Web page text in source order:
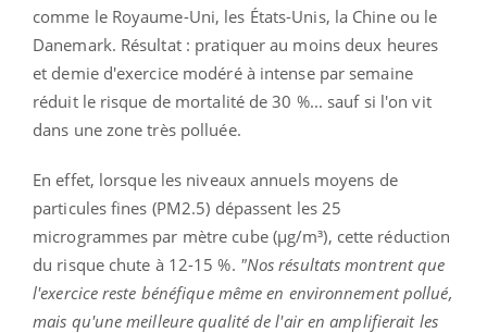
comme le Royaume-Uni, les États-Unis, la Chine ou le
Danemark. Résultat : pratiquer au moins deux heures
et demie d'exercice modéré à intense par semaine
réduit le risque de mortalité de 30 %... sauf si l'on vit
dans une zone très polluée.
En effet, lorsque les niveaux annuels moyens de
particules fines (PM2.5) dépassent les 25
microgrammes par mètre cube (μg/m³), cette réduction
du risque chute à 12-15 %. "Nos résultats montrent que
l'exercice reste bénéfique même en environnement pollué,
mais qu'une meilleure qualité de l'air en amplifierait les